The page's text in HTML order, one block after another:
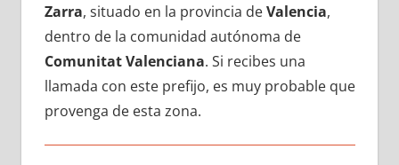
Zarra, situado en la provincia dеValencia,
dentro dе la comunidad autónoma dе
Comunitat Valenciana. Si recibes una
llamada сοn еstе prefijo, es muy probable quе
provenga dе esta zona.